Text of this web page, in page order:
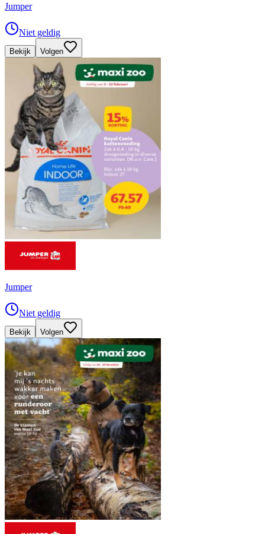
Jumper
Niet geldig
Bekijk Volgen
Jumper
Niet geldig
Bekijk Volgen